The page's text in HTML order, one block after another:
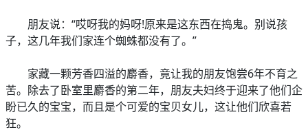
朋友说：“哎呀我的妈呀!原来是这东西在捣鬼。别说孩
子，这几年我们家连个蜘蛛都没有了。”
家藏一颗芳香四溢的麝香，竟让我的朋友饱尝6年不育之
苦。除去了卧室里麝香的第二年，朋友夫妇终于迎来了他们企
盼已久的宝宝，而且是个可爱的宝贝女儿，这让他们欣喜若
狂。